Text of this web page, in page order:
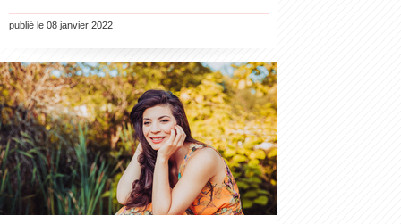
publié le 08 janvier 2022